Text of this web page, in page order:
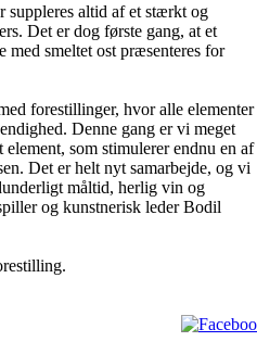
suppleres altid af et stærkt og
Det er dog første gang, at et
med smeltet ost præsenteres for
forestillinger, hvor alle elementer
Denne gang er vi meget
som stimulerer endnu en af
Det er helt nyt samarbejde, og vi
måltid, herlig vin og
og kunstnerisk leder Bodil